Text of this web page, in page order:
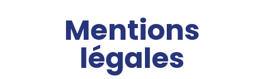
Mentions
légales